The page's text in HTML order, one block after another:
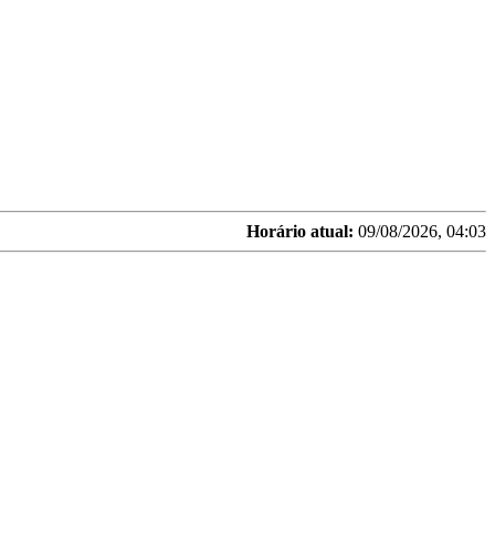
Horário atual: 09/08/2026, 04:03